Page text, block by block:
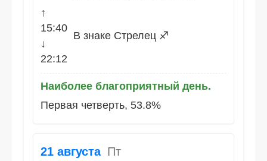
↑
15:40
↓
22:12
В знаке Стрелец ♐
Наиболее благоприятный день.
Первая четверть, 53.8%
21 августа Пт